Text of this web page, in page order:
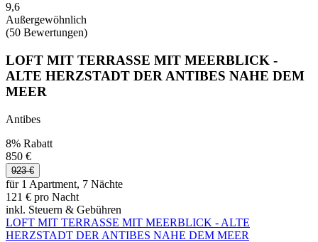
9,6
Außergewöhnlich
(50 Bewertungen)
LOFT MIT TERRASSE MIT MEERBLICK -
ALTE HERZSTADT DER ANTIBES NAHE DEM
MEER
Antibes
8% Rabatt
850 €
923 €
für 1 Apartment, 7 Nächte
121 € pro Nacht
inkl. Steuern & Gebühren
LOFT MIT TERRASSE MIT MEERBLICK - ALTE
HERZSTADT DER ANTIBES NAHE DEM MEER